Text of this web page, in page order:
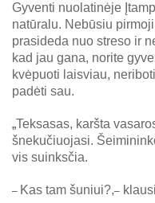
Gyventi nuolatinėje
natūralu. Nebūsiu
prasideda nuo streso ir
kad jau gana, norite
kvėpuoti laisviau,
padėti sau.
„Teksasas, karšta
šnekučiuojasi.
vis suinksčia.
– Kas tam šuniui?,–